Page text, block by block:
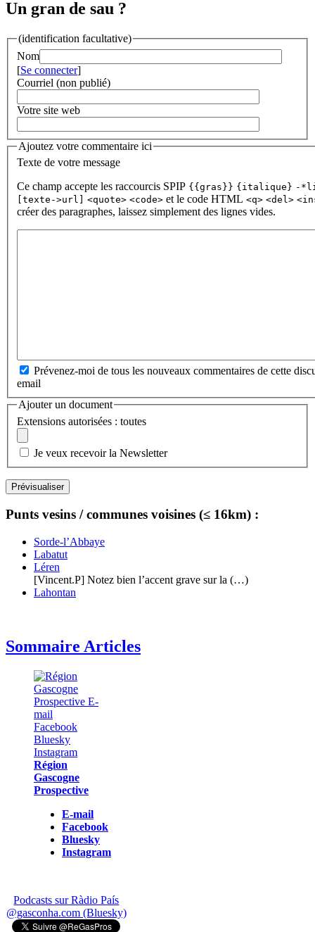
Un gran de sau ?
(identification facultative)
Nom
[Se connecter]
Courriel (non publié)
Votre site web
Ajoutez votre commentaire ici
Texte de votre message
Ce champ accepte les raccourcis SPIP {{gras}} {italique} -
[texte->url]
<quote> <code> et le code HTML <q> <del>
créer des paragraphes, laissez simplement des lignes vides.
Prévenez-moi de tous les nouveaux commentaires de cette
email
Ajouter un document
Extensions autorisées : toutes
Je veux recevoir la Newsletter
Punts vesins / communes voisines (≤ 16km) :
Sorde-l’Abbaye
Labatut
Léren
[Vincent.P] Notez bien l’accent grave sur la (…)
Lahontan
Sommaire Articles
Région
Gascogne
Prospective
E-mail
Facebook
Bluesky
Instagram
Podcasts sur Ràdio País
@gasconha.com (Bluesky)